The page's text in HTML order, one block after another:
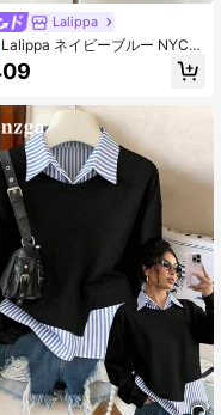
Lalippa
Lalippa ネイビーブルー NYCレ
リント オフショルダー ルーズ
ットシャツ レディース アメリ
ガール 長袖トップス